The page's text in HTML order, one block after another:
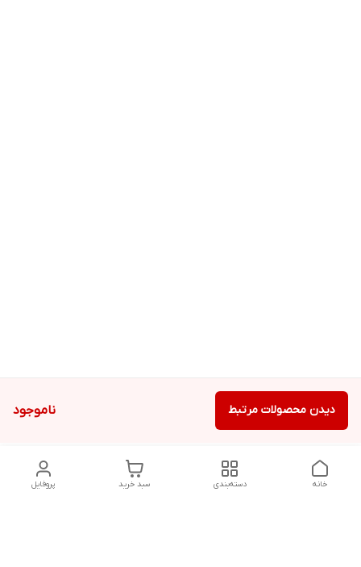
ناموجود دیدن محصولات مرتبط
پروفایل سبد خرید دسته‌بندی خانه